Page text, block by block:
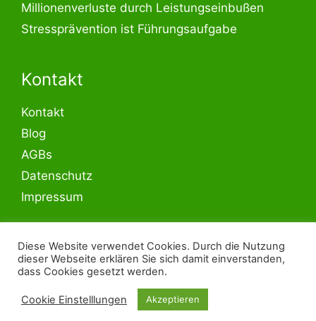
Millionenverluste durch Leistungseinbußen
Stressprävention ist Führungsaufgabe
Kontakt
Kontakt
Blog
AGBs
Datenschutz
Impressum
LinkedIn
© 2026 - Fertige Seminarkonzepte und
Seminarvorlagen kaufen
Diese Website verwendet Cookies. Durch die Nutzung
dieser Webseite erklären Sie sich damit einverstanden,
dass Cookies gesetzt werden.
Cookie Einstelllungen Akzeptieren